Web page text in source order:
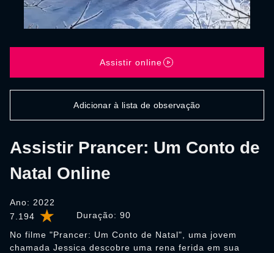
7.194 Duração: 90
Assistir Prancer: Um Conto de
Natal Online
Ano: 2022
No filme "Prancer: Um Conto de Natal", uma jovem
chamada Jessica descobre uma rena ferida em sua
Assistir online
Adicionar à lista de observação